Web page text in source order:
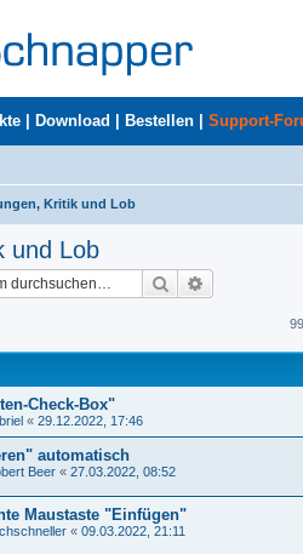
Download Bestellen Support-
Kritik und Lob
und Lob
Suche
Check-Box"
« 29.12.2022, 17:46
automatisch
Beer « 27.03.2022, 08:52
Maustaste "Einfügen"
« 09.03.2022, 21:11